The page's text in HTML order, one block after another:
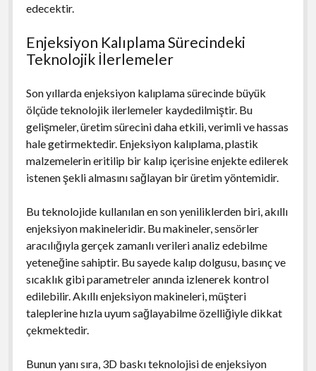
edecektir.
Enjeksiyon Kalıplama Sürecindeki
Teknolojik İlerlemeler
Son yıllarda enjeksiyon kalıplama sürecinde büyük
ölçüde teknolojik ilerlemeler kaydedilmiştir. Bu
gelişmeler, üretim sürecini daha etkili, verimli ve hassas
hale getirmektedir. Enjeksiyon kalıplama, plastik
malzemelerin eritilip bir kalıp içerisine enjekte edilerek
istenen şekli almasını sağlayan bir üretim yöntemidir.
Bu teknolojide kullanılan en son yeniliklerden biri, akıllı
enjeksiyon makineleridir. Bu makineler, sensörler
aracılığıyla gerçek zamanlı verileri analiz edebilme
yeteneğine sahiptir. Bu sayede kalıp dolgusu, basınç ve
sıcaklık gibi parametreler anında izlenerek kontrol
edilebilir. Akıllı enjeksiyon makineleri, müşteri
taleplerine hızla uyum sağlayabilme özelliğiyle dikkat
çekmektedir.
Bunun yanı sıra, 3D baskı teknolojisi de enjeksiyon